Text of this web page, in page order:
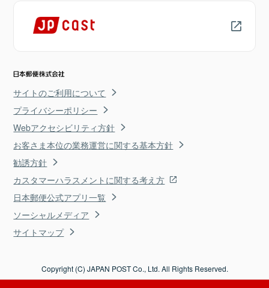
サイトのご利用について
プライバシーポリシー
Webアクセシビリティ方針
お客さま本位の業務運営に関する基本方針
勧誘方針
カスタマーハラスメントに関する考え方
日本郵便公式アプリ一覧
ソーシャルメディア
サイトマップ
Copyright (C) JAPAN POST Co., Ltd. All Rights Reserved.